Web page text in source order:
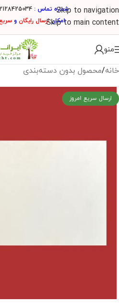
Skip to navigation
Skip to main content
شماره تماس :
امکانارسال رایگان و
منو
خانه/محصول بدون دسته‌بندی
ارسال سریع امروز